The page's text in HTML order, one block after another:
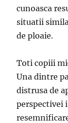
cunoasca
situatii
de ploaie.
Toti copiii
Una dintre
distrusa de
perspectivei